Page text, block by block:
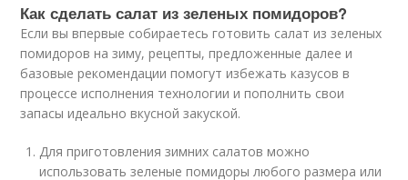
Как сделать салат из зеленых помидоров?
Если вы впервые собираетесь готовить салат из зеленых
помидоров на зиму, рецепты, предложенные далее и
базовые рекомендации помогут избежать казусов в
процессе исполнения технологии и пополнить свои
запасы идеально вкусной закуской.
Для приготовления зимних салатов можно
использовать зеленые помидоры любого размера или